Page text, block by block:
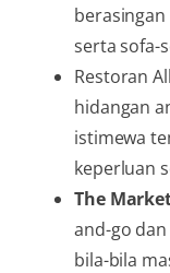
serta sofa-
Restoran
hidangan
istimewa
keperluan
The
and-go
bila-bila